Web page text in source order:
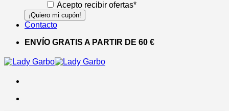
Acepto recibir ofertas*
Contacto
ENVÍO GRATIS A PARTIR DE 60 €